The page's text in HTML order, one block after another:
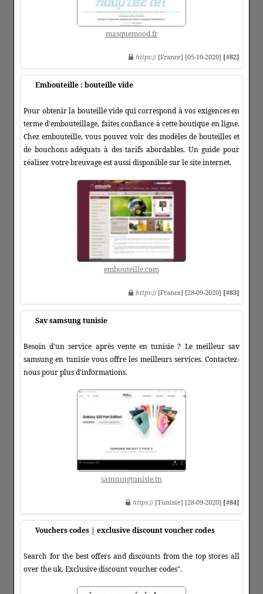
masquemood.fr
https:// [France] [05-10-2020] [#82]
Embouteille : bouteille vide
Pour obtenir la bouteille vide qui correspond à vos exigences en
terme d'embouteillage, faites confiance à cette boutique en ligne.
Chez embouteille, vous pouvez voir des modèles de bouteilles et
de bouchons adéquats à des tarifs abordables. Un guide pour
réaliser votre breuvage est aussi disponible sur le site internet.
embouteille.com
https:// [France] [28-09-2020] [#83]
Sav samsung tunisie
Besoin d'un service après vente en tunisie ? Le meilleur sav
samsung en tunisie vous offre les meilleurs services. Contactez-
nous pour plus d'informations.
samsungtunisie.tn
https:// [Tunisie] [28-09-2020] [#84]
Vouchers codes | exclusive discount voucher codes
Search for the best offers and discounts from the top stores all
over the uk. Exclusive discount voucher codes".